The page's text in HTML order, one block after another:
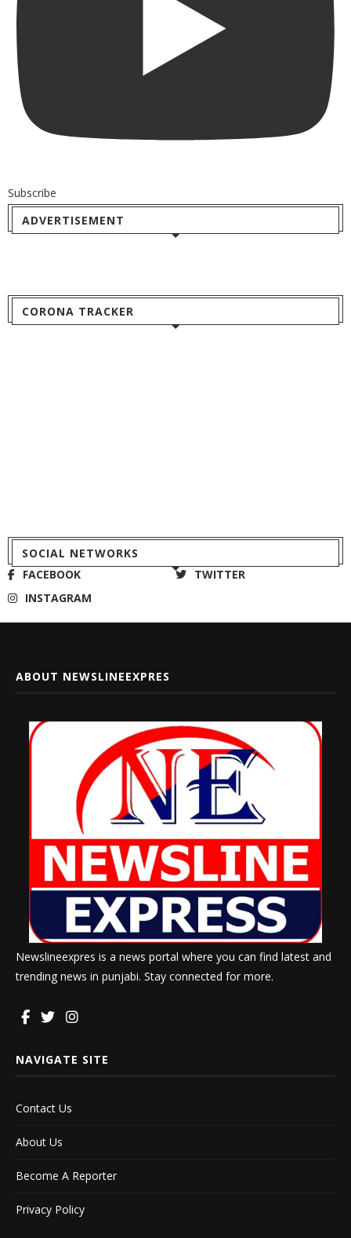
Subscribe
ADVERTISEMENT
CORONA TRACKER
SOCIAL NETWORKS
FACEBOOK
TWITTER
INSTAGRAM
ABOUT NEWSLINEEXPRES
Newslineexpres is a news portal where you can find latest and
trending news in punjabi. Stay connected for more.
NAVIGATE SITE
Contact Us
About Us
Become A Reporter
Privacy Policy